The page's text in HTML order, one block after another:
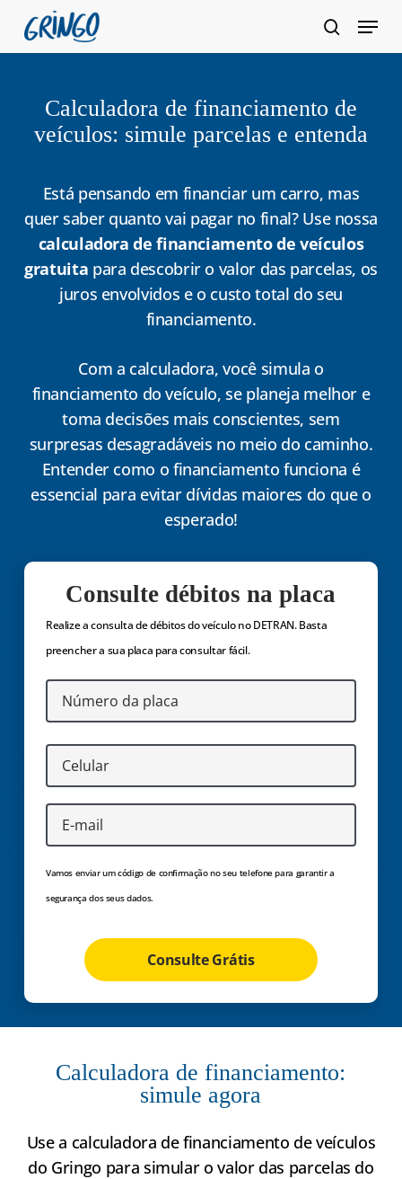
Pular
para
principal
Menu
Calculadora de financiamento de
veículos: simule parcelas e entenda
Está pensando em financiar um carro, mas
quer saber quanto vai pagar no final? Use nossa
calculadora de financiamento de veículos
gratuita para descobrir o valor das parcelas, os
juros envolvidos e o custo total do seu
financiamento.
Com a calculadora, você simula o
financiamento do veículo, se planeja melhor e
toma decisões mais conscientes, sem
surpresas desagradáveis no meio do caminho.
Entender como o financiamento funciona é
essencial para evitar dívidas maiores do que o
esperado!
Consulte débitos na placa
Realize a consulta de débitos do veículo no DETRAN. Basta
preencher a sua placa para consultar fácil.
Vamos enviar um código de confirmação no seu telefone para garantir a
segurança dos seus dados.
Consulte Grátis
Calculadora de financiamento:
simule agora
Use a calculadora de financiamento de veículos
do Gringo para simular o valor das parcelas do